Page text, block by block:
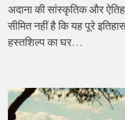
अदाना की सांस्कृतिक और
सीमित नहीं है कि यह पूरे
हस्तशिल्प का घर…